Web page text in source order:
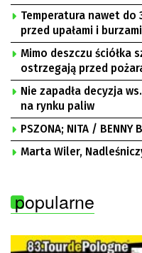
Temperatura nawet do
przed upałami i burzami
Mimo deszczu ściółka
ostrzegają przed
Nie zapadła decyzja
na rynku paliw
PSZONA; NITA / BENNY
Marta Wiler,
popularne